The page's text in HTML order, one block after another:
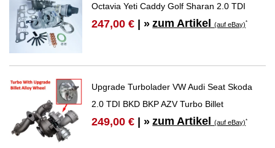
Octavia Yeti Caddy Golf Sharan 2.0 TDI
247,00 € | » zum Artikel(auf eBay)*
Upgrade Turbolader VW Audi Seat Skoda
2.0 TDI BKD BKP AZV Turbo Billet
249,00 € | » zum Artikel(auf eBay)*